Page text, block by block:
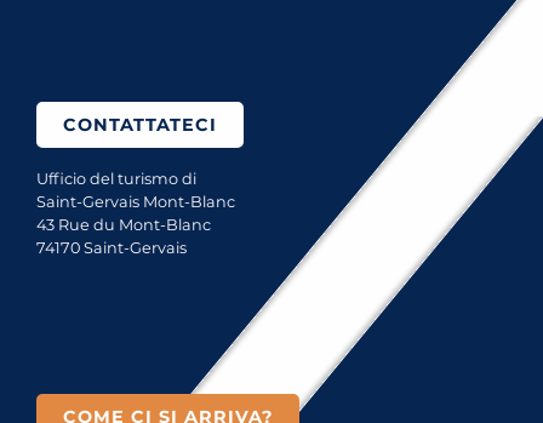
CONTATTATECI
Ufficio del turismo di
Saint-Gervais Mont-Blanc
43 Rue du Mont-Blanc
74170 Saint-Gervais
COME CI SI ARRIVA?